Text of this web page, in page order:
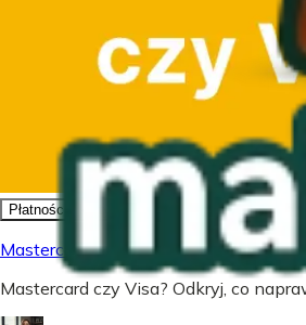
Płatności i karty
Mastercard czy Visa - Co wybrać?
Mastercard czy Visa? Odkryj, co